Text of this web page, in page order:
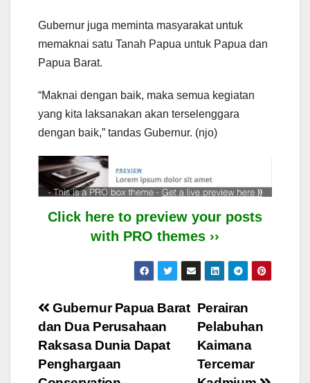
Gubernur juga meminta masyarakat untuk
memaknai satu Tanah Papua untuk Papua dan
Papua Barat.
“Maknai dengan baik, maka semua kegiatan
yang kita laksanakan akan terselenggara
dengan baik,” tandas Gubernur. (njo)
Click here to preview your posts
with PRO themes ››
Post
navigation
Perairan
Pelabuhan
Kaimana
Tercemar
Gubernur Papua Barat
dan Dua Perusahaan
Raksasa Dunia Dapat
Penghargaan